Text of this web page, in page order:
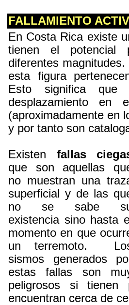
FALLAMIENTO
En Costa Rica existe
tienen el potencial
diferentes
esta figura
Esto significa
desplazamiento en
(aproximadamente en
y por tanto son
Existen fallas
que son aquellas
no muestran una
superficial y de las
no se sabe
existencia sino hasta
momento en que
un terremoto.
sismos generados
estas fallas son
peligrosos si tienen
encuentran cerca de